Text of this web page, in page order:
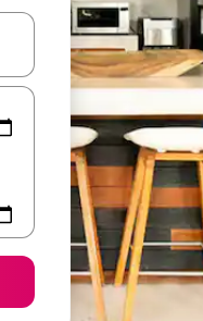
vers le haut et vers le